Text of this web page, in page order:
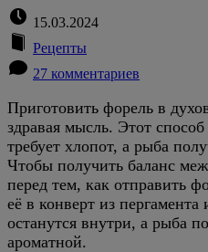
15.03.2024
Рецепты
27 комментариев
Приготовить форель в
здравая мысль. Этот
требует хлопот, а рыба
Чтобы получить баланс
перед тем, как отправить
её в конверт из
останутся внутри, а рыба
ароматной.